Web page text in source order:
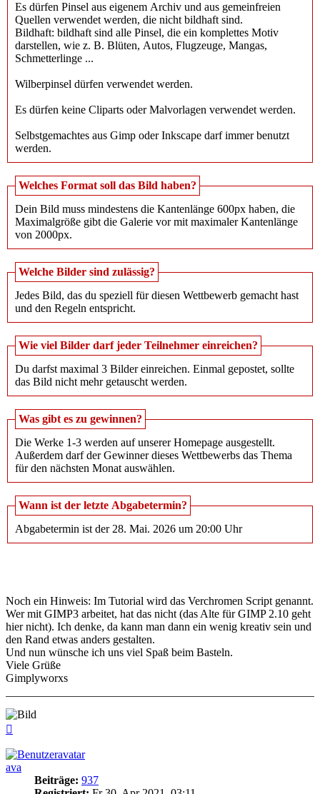
Es dürfen Pinsel aus eigenem Archiv und aus gemeinfreien
Quellen verwendet werden, die nicht bildhaft sind.
Bildhaft: bildhaft sind alle Pinsel, die ein komplettes Motiv
darstellen, wie z. B. Blüten, Autos, Flugzeuge, Mangas,
Schmetterlinge ...
Wilberpinsel dürfen verwendet werden.
Es dürfen keine Cliparts oder Malvorlagen verwendet werden.
Selbstgemachtes aus Gimp oder Inkscape darf immer benutzt
werden.
Welches Format soll das Bild haben?
Dein Bild muss mindestens die Kantenlänge 600px haben, die
Maximalgröße gibt die Galerie vor mit maximaler Kantenlänge
von 2000px.
Welche Bilder sind zulässig?
Jedes Bild, das du speziell für diesen Wettbewerb gemacht hast
und den Regeln entspricht.
Wie viel Bilder darf jeder Teilnehmer einreichen?
Du darfst maximal 3 Bilder einreichen. Einmal gepostet, sollte
das Bild nicht mehr getauscht werden.
Was gibt es zu gewinnen?
Die Werke 1-3 werden auf unserer Homepage ausgestellt.
Außerdem darf der Gewinner dieses Wettbewerbs das Thema
für den nächsten Monat auswählen.
Wann ist der letzte Abgabetermin?
Abgabetermin ist der 28. Mai. 2026 um 20:00 Uhr
Noch ein Hinweis: Im Tutorial wird das Verchromen Script genannt.
Wer mit GIMP3 arbeitet, hat das nicht (das Alte für GIMP 2.10 geht
hier nicht). Ich denke, da kann man dann ein wenig kreativ sein und
den Rand etwas anders gestalten.
Und nun wünsche ich uns viel Spaß beim Basteln.
Viele Grüße
Gimplyworxs
ava
Beiträge: 937